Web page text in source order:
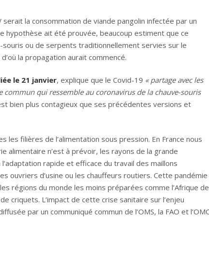
la consommation de viande pangolin infectée par un
hypothèse ait été prouvée, beaucoup estiment que ce
ou de serpents traditionnellement servies sur le
la propagation aurait commencé.
le 21 janvier, explique que le Covid-19 « partage avec les
commun qui ressemble au coronavirus de la chauve-souris
bien plus contagieux que ses précédentes versions et
les filières de l’alimentation sous pression. En France nous
alimentaire n’est à prévoir, les rayons de la grande
rapide et efficace du travail des maillons
ouvriers d’usine ou les chauffeurs routiers. Cette pandémie
régions du monde les moins préparées comme l’Afrique de
criquets. L’impact de cette crise sanitaire sur l’enjeu
par un communiqué commun de l’OMS, la FAO et